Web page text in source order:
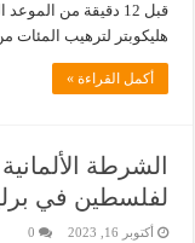
قبل 12 دقيقة من
هليكوبتر لترهيب المئات
أكمل القراءة »
الشرطة
لفلسطين في
أكتوبر 16, 2023 0